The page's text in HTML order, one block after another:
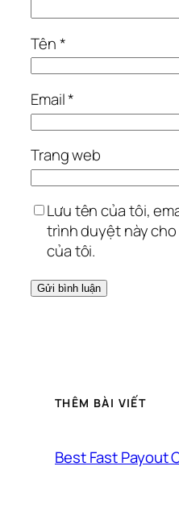
Tên*
Email*
Trang web
Lưu tên của tôi,
trình duyệt này
của tôi.
THÊM BÀI VIẾT
Best Fast Payout